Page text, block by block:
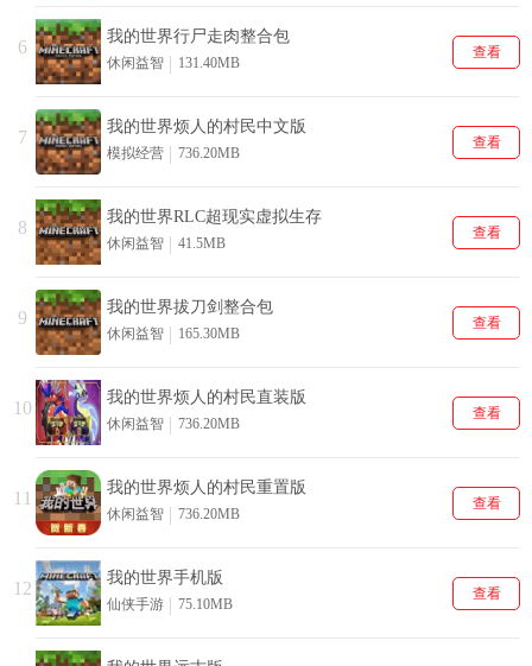
6
我的世界行尸走肉整合包
休闲益智 131.40MB
查看
7
我的世界烦人的村民中文版
模拟经营 736.20MB
查看
8
我的世界RLC超现实虚拟生存
休闲益智 41.5MB
查看
9
我的世界拔刀剑整合包
休闲益智 165.30MB
查看
10
我的世界烦人的村民直装版
休闲益智 736.20MB
查看
11
我的世界烦人的村民重置版
休闲益智 736.20MB
查看
12
我的世界手机版
仙侠手游 75.10MB
查看